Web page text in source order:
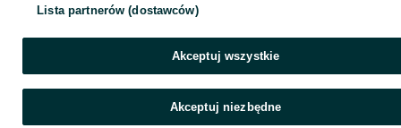
Lista partnerów (dostawców)
Akceptuj wszystkie
Akceptuj niezbędne